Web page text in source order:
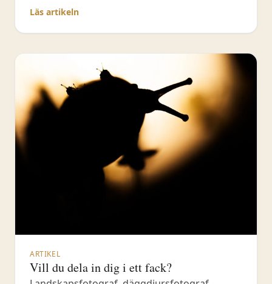
workshopen för dig som vill fotografera
ännu bättre fågelbilder av mig naturfotograf
Läs artikeln
ARTIKEL
Vill du dela in dig i ett fack?